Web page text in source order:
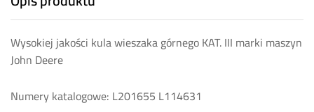
Wysokiej jakości kula wieszaka górnego KAT. III marki maszyn
John Deere
Numery katalogowe: L201655 L114631